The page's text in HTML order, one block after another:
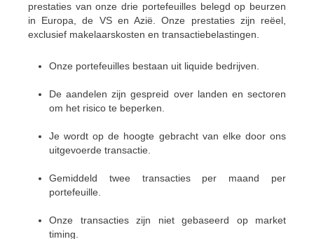
prestaties van onze drie portefeuilles belegd op beurzen
in Europa, de VS en Azië. Onze prestaties zijn reëel,
exclusief makelaarskosten en transactiebelastingen.
Onze portefeuilles bestaan uit liquide bedrijven.
De aandelen zijn gespreid over landen en sectoren
om het risico te beperken.
Je wordt op de hoogte gebracht van elke door ons
uitgevoerde transactie.
Gemiddeld twee transacties per maand per
portefeuille.
Onze transacties zijn niet gebaseerd op market
timing.